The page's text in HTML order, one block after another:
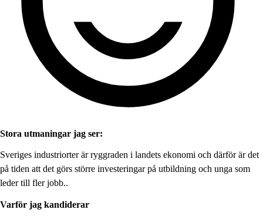
Stora utmaningar jag ser:
Sveriges industriorter är ryggraden i landets ekonomi och därför är det
på tiden att det görs större investeringar på utbildning och unga som
leder till fler jobb..
Varför jag kandiderar